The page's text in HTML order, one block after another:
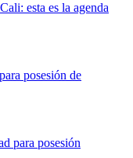
esta es la agenda
posesión de
para posesión